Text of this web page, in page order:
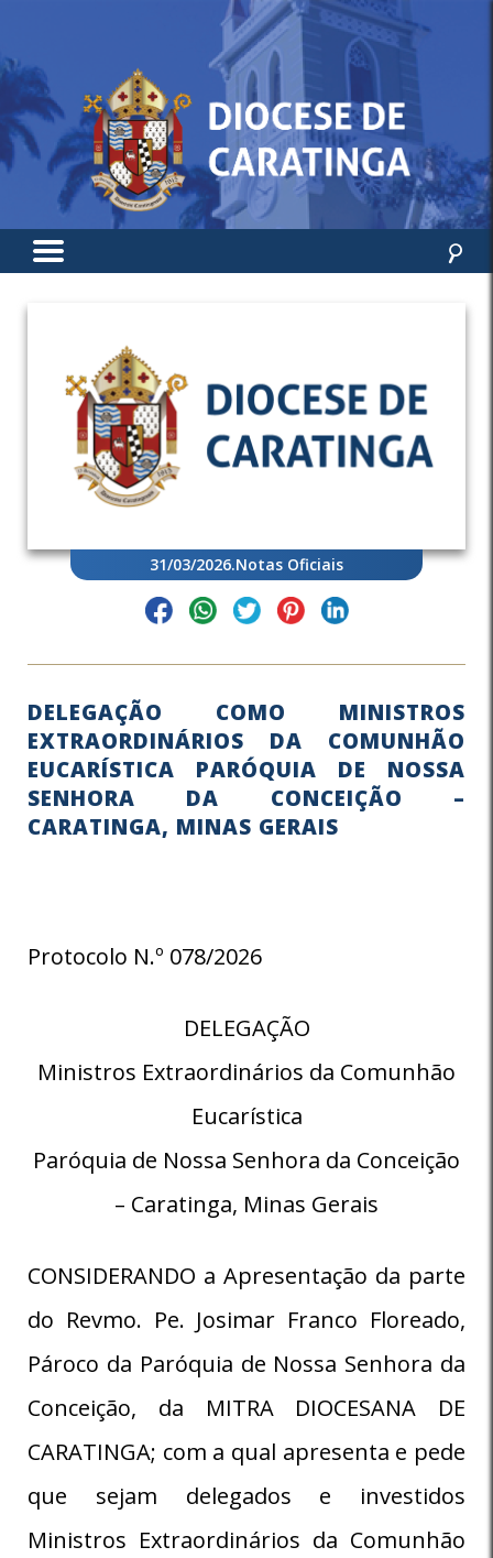
31/03/2026.Notas Oficiais
DELEGAÇÃO COMO MINISTROS
EXTRAORDINÁRIOS DA COMUNHÃO
EUCARÍSTICA PARÓQUIA DE NOSSA
SENHORA DA CONCEIÇÃO –
CARATINGA, MINAS GERAIS
Protocolo N.º 078/2026
DELEGAÇÃO
Ministros Extraordinários da Comunhão
Eucarística
Paróquia de Nossa Senhora da Conceição
– Caratinga, Minas Gerais
CONSIDERANDO a Apresentação da parte
do Revmo. Pe. Josimar Franco Floreado,
Pároco da Paróquia de Nossa Senhora da
Conceição, da MITRA DIOCESANA DE
CARATINGA; com a qual apresenta e pede
que sejam delegados e investidos
Ministros Extraordinários da Comunhão